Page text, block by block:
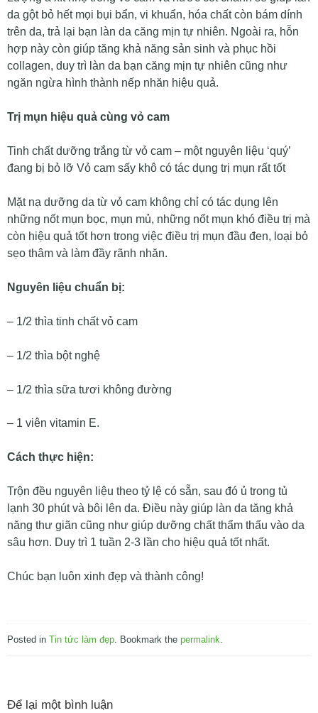
da gột bỏ hết mọi bụi bẩn, vi khuẩn, hóa chất còn bám dính
trên da, trả lại bạn làn da căng mịn tự nhiên. Ngoài ra, hỗn
hợp này còn giúp tăng khả năng sản sinh và phục hồi
collagen, duy trì làn da bạn căng mịn tự nhiên cũng như
ngăn ngừa hình thành nếp nhăn hiệu quả.
Trị mụn hiệu quả cùng vỏ cam
Tinh chất dưỡng trắng từ vỏ cam – một nguyên liệu ‘quý’
đang bị bỏ lỡ Vỏ cam sấy khô có tác dụng trị mụn rất tốt
Mặt nạ dưỡng da từ vỏ cam không chỉ có tác dụng lên
những nốt mụn bọc, mụn mủ, những nốt mụn khó điều trị mà
còn hiệu quả tốt hơn trong việc điều trị mụn đầu đen, loại bỏ
sẹo thâm và làm đầy rãnh nhăn.
Nguyên liệu chuẩn bị:
– 1/2 thìa tinh chất vỏ cam
– 1/2 thìa bột nghệ
– 1/2 thìa sữa tươi không đường
– 1 viên vitamin E.
Cách thực hiện:
Trộn đều nguyên liệu theo tỷ lệ có sẵn, sau đó ủ trong tủ
lạnh 30 phút và bôi lên da. Điều này giúp làn da tăng khả
năng thư giãn cũng như giúp dưỡng chất thẩm thấu vào da
sâu hơn. Duy trì 1 tuần 2-3 lần cho hiệu quả tốt nhất.
Chúc bạn luôn xinh đẹp và thành công!
Posted in Tin tức làm đẹp. Bookmark the permalink.
Để lại một bình luận